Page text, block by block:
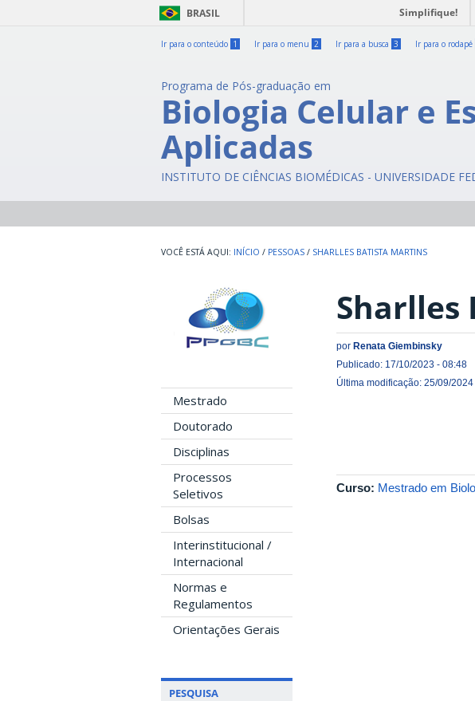
BRASIL Simplifique!
Ir para o conteúdo 1 Ir para o menu 2 Ir para a busca 3 Ir para o rodapé
Programa de Pós-graduação em
Biologia Celular e
Aplicadas
INSTITUTO DE CIÊNCIAS BIOMÉDICAS - UNIVERSIDADE
INÍCIO / PESSOAS / SHARLLES BATISTA MARTINS
Mestrado
Doutorado
Disciplinas
Processos
Seletivos
Bolsas
Interinstitucional /
Internacional
Normas e
Regulamentos
Orientações Gerais
PESQUISA
por Renata Giembinsky
Publicado: 17/10/2023 - 08:48
Última modificação: 25/09/2024
Curso: Mestrado em